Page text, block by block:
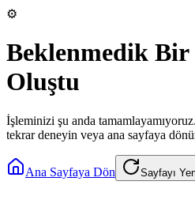
⚙️
Beklenmedik
Oluştu
İşleminizi şu anda
tekrar deneyin veya ana sayfaya
Ana Sayfaya Dön Sayfayı